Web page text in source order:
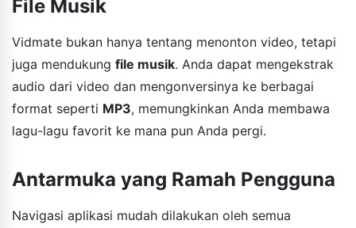
File Musik
Vidmate bukan hanya tentang menonton video, tetapi
juga mendukung file musik. Anda dapat mengekstrak
audio dari video dan mengonversinya ke berbagai
format seperti MP3, memungkinkan Anda membawa
lagu-lagu favorit ke mana pun Anda pergi.
Antarmuka yang Ramah Pengguna
Navigasi aplikasi mudah dilakukan oleh semua